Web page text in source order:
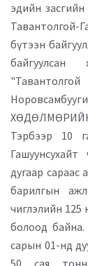
эдийн
бүтээн
ХӨДӨЛМӨРИЙН
Тэрбээр 10
дугаар сараас
барилгын
чиглэлийн 125
болоод
сарын 01-нд
50 сая